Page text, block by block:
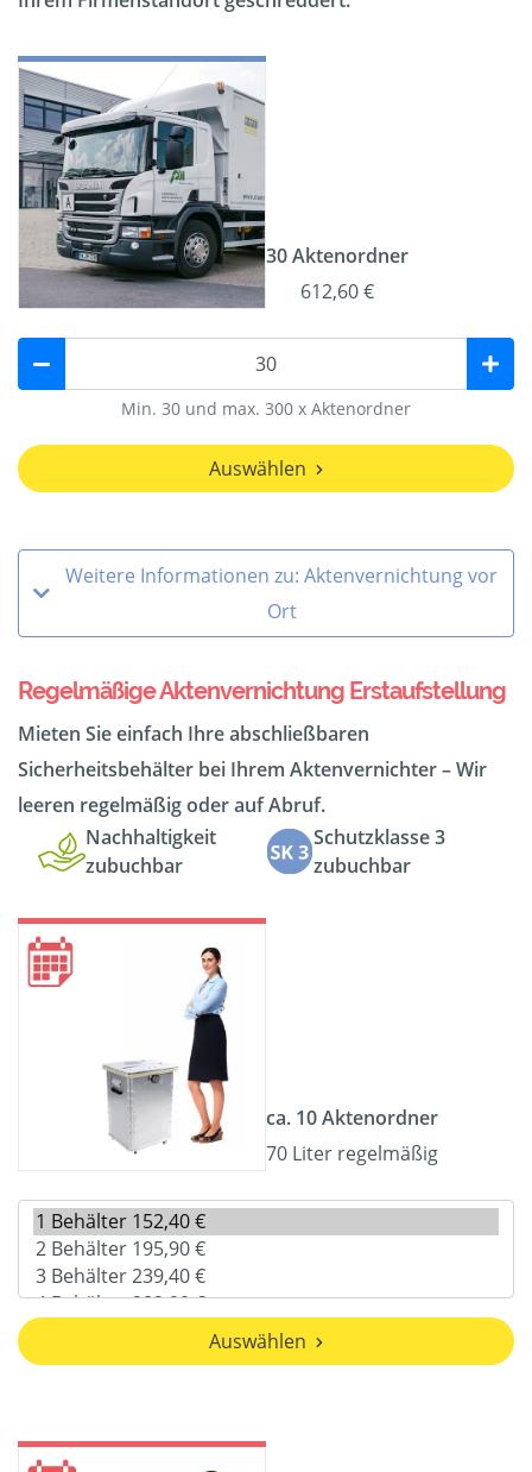
30 Aktenordner
612,60 €
Min. 30 und max. 300 x Aktenordner
Auswählen
Weitere Informationen zu: Aktenvernichtung vor
Ort
Regelmäßige Aktenvernichtung Erstaufstellung
Mieten Sie einfach Ihre abschließbaren
Sicherheitsbehälter bei Ihrem Aktenvernichter – Wir
leeren regelmäßig oder auf Abruf.
Nachhaltigkeit
zubuchbar
Schutzklasse 3
zubuchbar
ca. 10 Aktenordner
70 Liter regelmäßig
Auswählen